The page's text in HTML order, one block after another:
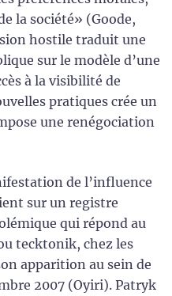
la société» (Goode,
hostile traduit une
sur le modèle d’une
à la visibilité de
pratiques crée un
une renégociation
de l’influence
sur un registre
qui répond au
tecktonik, chez les
apparition au sein de
2007 (Oyiri). Patryk